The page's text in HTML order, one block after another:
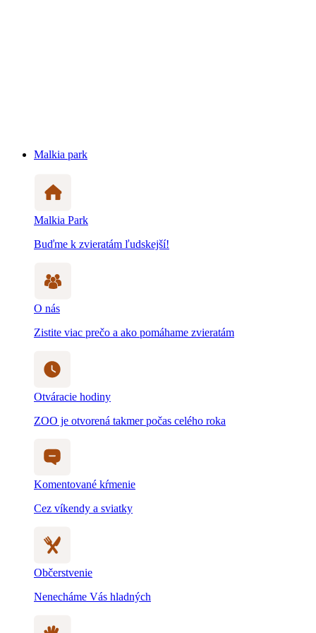
Malkia park
Malkia Park
Buďme k zvieratám ľudskejší!
O nás
Zistite viac prečo a ako pomáhame zvieratám
Otváracie hodiny
ZOO je otvorená takmer počas celého roka
Komentované kŕmenie
Cez víkendy a sviatky
Občerstvenie
Nenecháme Vás hladných